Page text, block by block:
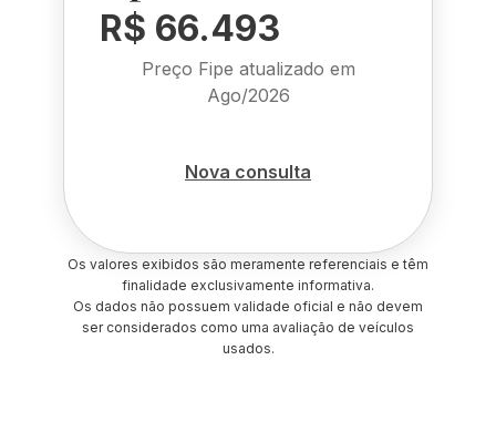
R$ 66.493
Preço Fipe atualizado em
Ago/2026
Nova consulta
Os valores exibidos são meramente referenciais e têm
finalidade exclusivamente informativa.
Os dados não possuem validade oficial e não devem
ser considerados como uma avaliação de veículos
usados.